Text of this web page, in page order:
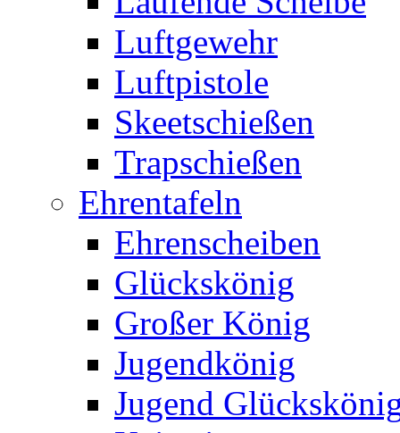
Luftgewehr
Luftpistole
Skeetschießen
Trapschießen
Ehrentafeln
Ehrenscheiben
Glückskönig
Großer König
Jugendkönig
Jugend